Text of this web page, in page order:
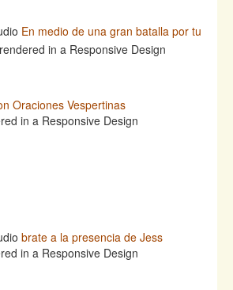
En medio de una gran batalla por tu
Oraciones Vespertinas
brate a la presencia de Jess